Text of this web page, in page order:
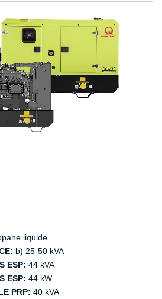
liquide
b) 25-50 kVA
ESP: 44 kVA
ESP: 44 kW
PRP: 40 kVA